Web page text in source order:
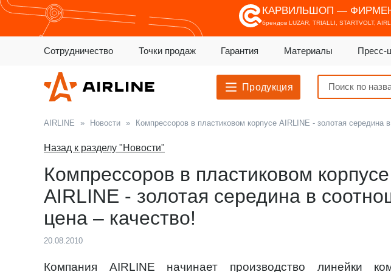
КАРВИЛЬШОП —
брендов LUZAR, TRIALLI, STARTVOLT,
Сотрудничество Точки продаж Гарантия Материалы Пресс-
Продукция
AIRLINE » Новости » Компрессоров в пластиковом корпусе AIRLINE - золотая середина
Назад к разделу "Новости"
Компрессоров в пластиковом корпусе
AIRLINE - золотая середина в
цена – качество!
20.08.2010
Компания AIRLINE начинает производство линейки